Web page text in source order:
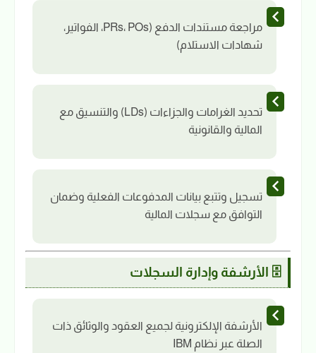
مراجعة مستندات الدفع (PRs، POs، الفواتير،
شهادات الاستلام)
تحديد الغرامات والجزاءات (LDs) والتنسيق مع
المالية والقانونية
تسجيل وتتبع بيانات المدفوعات الفعلية وضمان
التوافق مع سجلات المالية
🗄️ الأرشفة وإدارة السجلات
الأرشفة الإلكترونية لجميع العقود والوثائق ذات
الصلة عبر نظام IBM